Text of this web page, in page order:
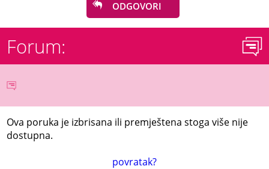
ODGOVORI
Forum:
Ova poruka je izbrisana ili premještena stoga više nije
dostupna.
povratak?